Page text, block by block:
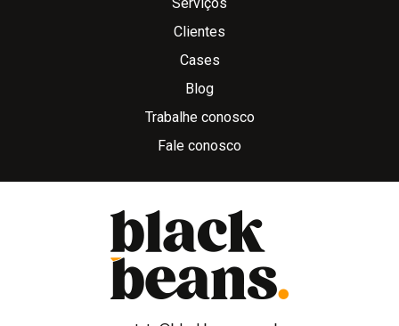
Clientes
Cases
Blog
Trabalhe conosco
Fale conosco